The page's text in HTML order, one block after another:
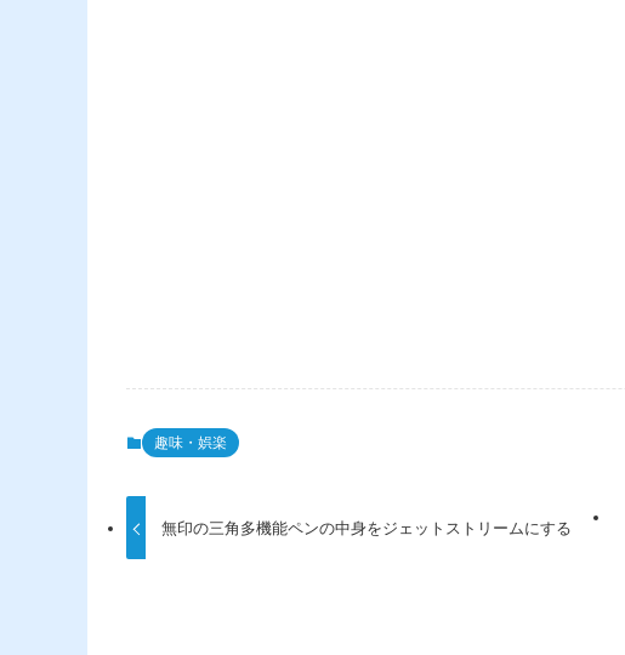
趣味・娯楽
無印の三角多機能ペンの中身をジェットストリームにする